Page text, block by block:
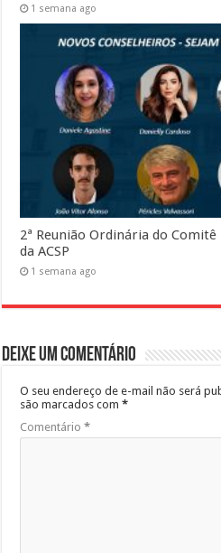
1 semana ago
2ª Reunião Ordinária do
da ACSP
1 semana ago
Deixe um comentário
O seu endereço de e-mail não será
são marcados com*
Comentário*